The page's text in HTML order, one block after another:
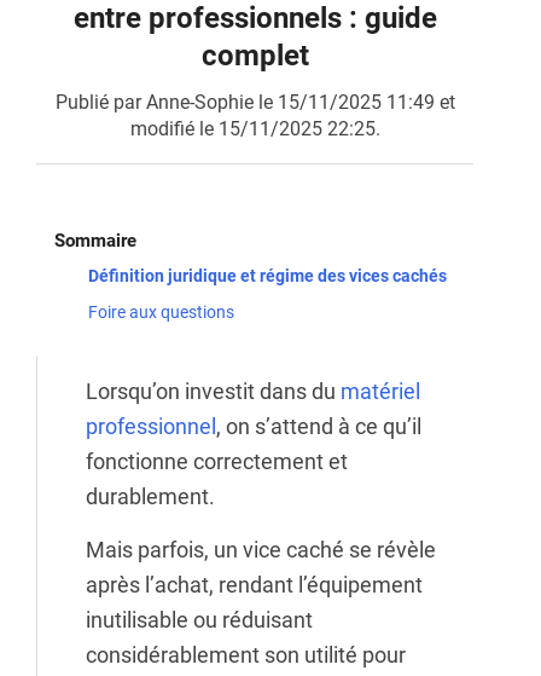
entre professionnels : guide
complet
Publié par Anne-Sophie le 15/11/2025 11:49 et
modifié le 15/11/2025 22:25.
Sommaire
Définition juridique et régime des vices cachés
Foire aux questions
Lorsqu’on investit dans du matériel
professionnel , on s’attend à ce qu’il
fonctionne correctement et
durablement.
Mais parfois, un vice caché se révèle
après l’achat, rendant l’équipement
inutilisable ou réduisant
considérablement son utilité pour